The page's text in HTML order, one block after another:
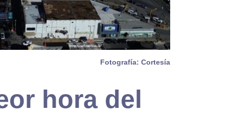
Fotografía: Cortesía
hora del